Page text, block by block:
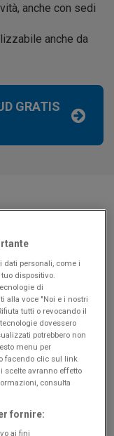
anche con sedi
anche da
GRATIS
in
Cloud?
dati personali, come i
dispositivo.
di
alla voce "Noi e i nostri
tutti o revocando il
dovessero
potrebbero non
menu per
facendo clic sul link
scelte avranno effetto
consulta
fornire:
ai fini